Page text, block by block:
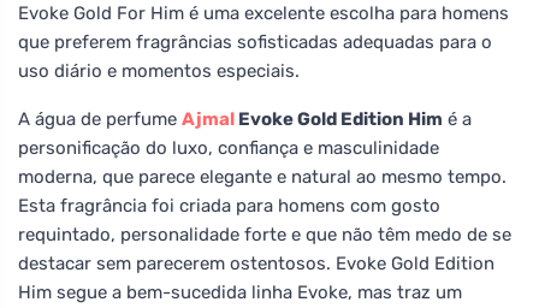
Evoke Gold For Him é uma excelente escolha para homens
que preferem fragrâncias sofisticadas adequadas para o
uso diário e momentos especiais.
A água de perfume Ajmal Evoke Gold Edition Him é a
personificação do luxo, confiança e masculinidade
moderna, que parece elegante e natural ao mesmo tempo.
Esta fragrância foi criada para homens com gosto
requintado, personalidade forte e que não têm medo de se
destacar sem parecerem ostentosos. Evoke Gold Edition
Him segue a bem-sucedida linha Evoke, mas traz um